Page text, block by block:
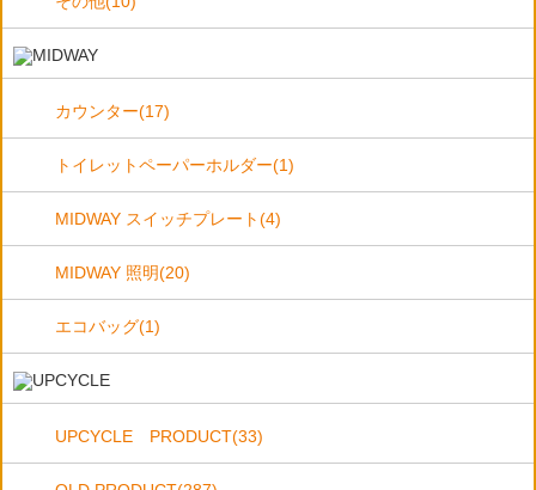
カウンター(17)
トイレットペーパーホルダー(1)
MIDWAY スイッチプレート(4)
MIDWAY 照明(20)
エコバッグ(1)
UPCYCLE PRODUCT(33)